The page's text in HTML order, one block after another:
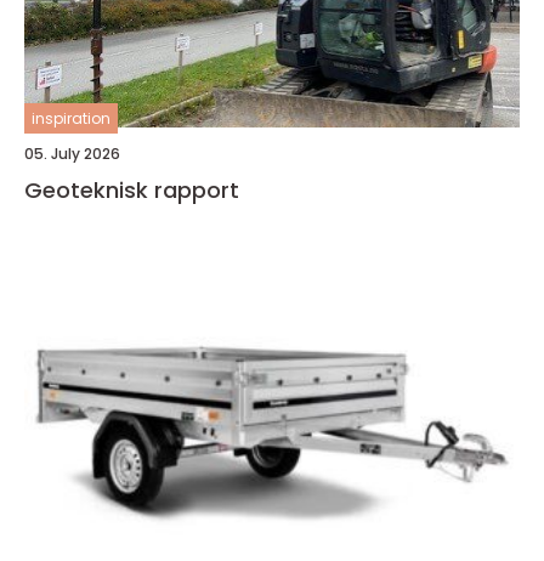
inspiration
05. July 2026
Geoteknisk rapport